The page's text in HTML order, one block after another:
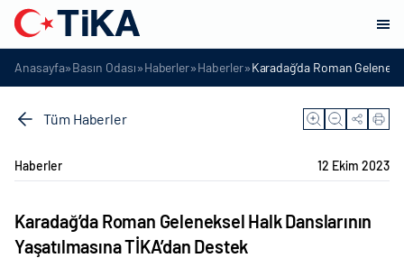
Anasayfa»Basın Odası»Haberler»Haberler»Karadağ’da Roman
Tüm Haberler
Haberler 12 Ekim 2023
Karadağ’da Roman Geleneksel Halk Danslarının
Yaşatılmasına TİKA’dan Destek